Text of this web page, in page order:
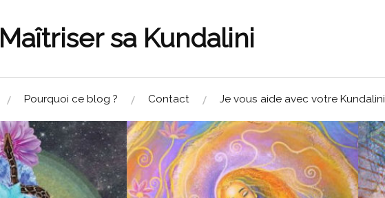
Maîtriser sa Kundalini
Pourquoi ce blog ? Contact Je vous aide avec votre Kundalini